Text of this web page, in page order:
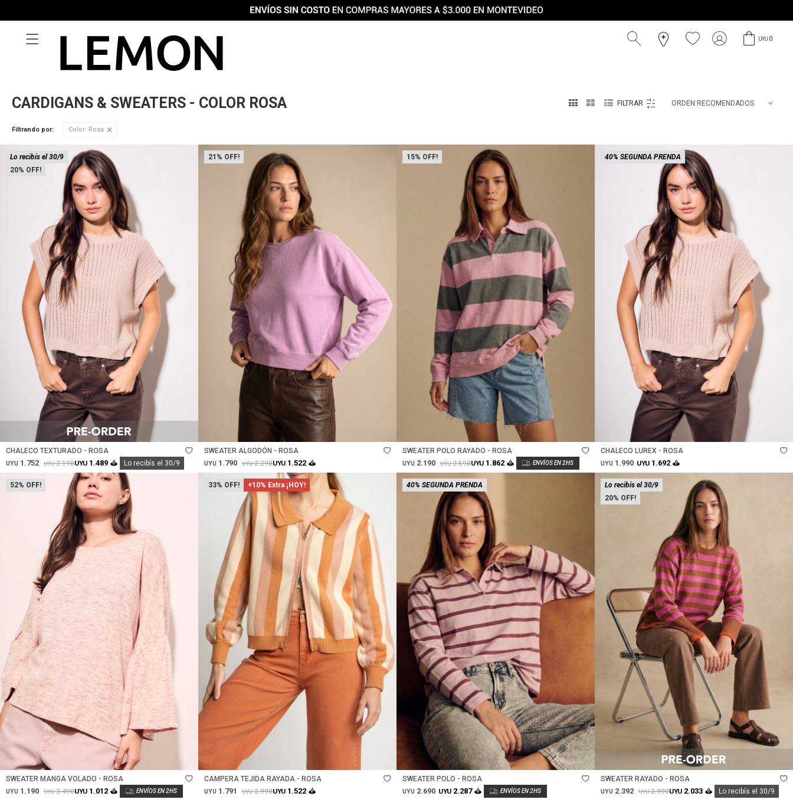
UYU 0

CARDIGANS & SWEATERS - COLOR ROSA    RECOMENDADOS
Filtrando por: Color: Rosa
20
Lo recibís el 30/9
Talle
CHALECO TEXTURADO - ROSA
UYU 1.752 UYU2.190UYU 1.489 Lo recibís el 30/9
21
Talle
SWEATER ALGODÓN - ROSA
UYU 1.790 UYU2.290UYU 1.522
15
SWEATER POLO RAYADO - ROSA
UYU 2.190 UYU2.590UYU 1.862
40% SEGUNDA PRENDA
Talle
CHALECO LUREX - ROSA
UYU 1.990 UYU 1.692
52
Talle
SWEATER MANGA VOLADO - ROSA
UYU 1.190 UYU2.490UYU 1.012
33 +10% Extra ¡HOY!
CAMPERA TEJIDA RAYADA - ROSA
UYU 1.791 UYU2.990UYU 1.522
40% SEGUNDA PRENDA
Talle
SWEATER POLO - ROSA
UYU 2.690 UYU 2.287
20
Lo recibís el 30/9
SWEATER RAYADO - ROSA
UYU 2.392 UYU2.990UYU 2.033 Lo recibís el 30/9